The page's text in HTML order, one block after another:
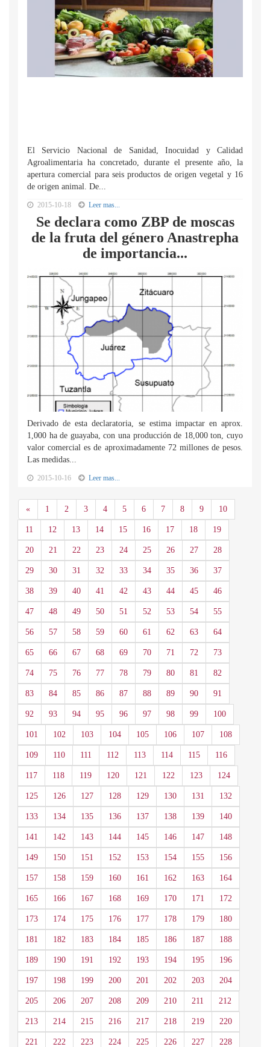
El Servicio Nacional de Sanidad, Inocuidad y Calidad
Agroalimentaria ha concretado, durante el presente año, la
apertura comercial para seis productos de origen vegetal y 16
de origen animal. De...
2015-10-18 Leer mas...
Se declara como ZBP de moscas
de la fruta del género Anastrepha
de importancia...
Derivado de esta declaratoria, se estima impactar en aprox.
1,000 ha de guayaba, con una producción de 18,000 ton, cuyo
valor comercial es de aproximadamente 72 millones de pesos.
Las medidas...
2015-10-16 Leer mas...
«Anterior
1 2 3 4 5 6 7 8 9 10
11 12 13 14 15 16 17 18 19
20 21 22 23 24 25 26 27 28
29 30 31 32 33 34 35 36 37
38 39 40 41 42 43 44 45 46
47 48 49 50 51 52 53 54 55
56 57 58 59 60 61 62 63 64
65 66 67 68 69 70 71 72 73
74 75 76 77 78 79 80 81 82
83 84 85 86 87 88 89 90 91
92 93 94 95 96 97 98 99 100
101 102 103 104 105 106 107 108
109 110 111 112 113 114 115 116
117 118 119 120 121 122 123 124
125 126 127 128 129 130 131 132
133 134 135 136 137 138 139 140
141 142 143 144 145 146 147 148
149 150 151 152 153 154 155 156
157 158 159 160 161 162 163 164
165 166 167 168 169 170 171 172
173 174 175 176 177 178 179 180
181 182 183 184 185 186 187 188
189 190 191 192 193 194 195 196
197 198 199 200 201 202 203 204
205 206 207 208 209 210 211 212
213 214 215 216 217 218 219 220
221 222 223 224 225 226 227 228